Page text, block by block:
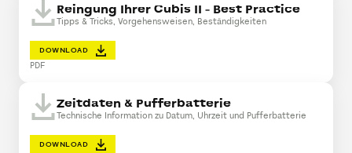
Reingung Ihrer Cubis II - Best Practice
Tipps & Tricks, Vorgehensweisen, Beständigkeiten
DOWNLOAD
PDF
Zeitdaten & Pufferbatterie
Technische Information zu Datum, Uhrzeit und Pufferbatterie
DOWNLOAD